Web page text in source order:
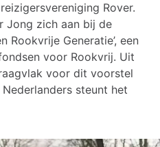
Rover.
Jong zich aan bij de
Rookvrije Generatie’, een
voor Rookvrij. Uit
voor dit voorstel
steunt het